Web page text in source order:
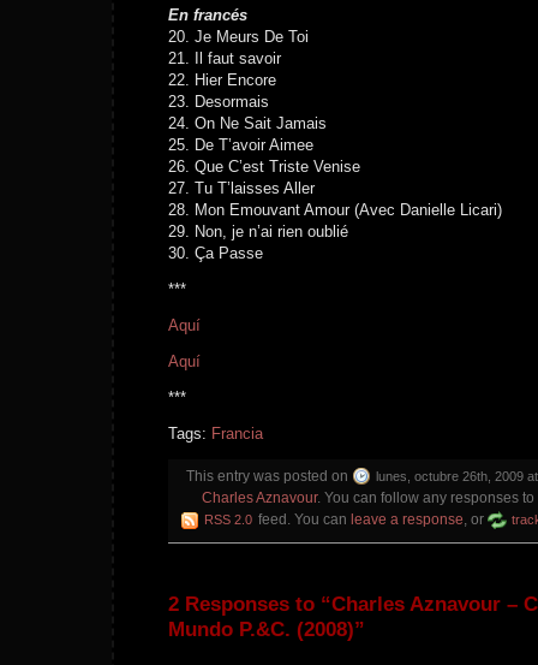
En francés
20. Je Meurs De Toi
21. Il faut savoir
22. Hier Encore
23. Desormais
24. On Ne Sait Jamais
25. De T’avoir Aimee
26. Que C’est Triste Venise
27. Tu T’laisses Aller
28. Mon Emouvant Amour (Avec Danielle Licari)
29. Non, je n’ai rien oublié
30. Ça Passe
***
Aquí
Aquí
***
Tags: Francia
This entry was posted on lunes, octubre 26th, 2009
Charles Aznavour. You can follow any responses
RSS 2.0 feed. You can leave a response, or
2 Responses to “Charles Aznavour –
Mundo P.&C. (2008)”